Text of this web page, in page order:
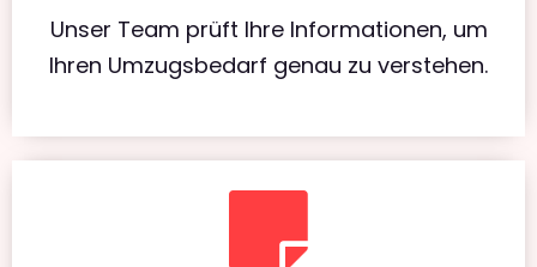
Unser Team prüft Ihre Informationen, um
Ihren Umzugsbedarf genau zu verstehen.